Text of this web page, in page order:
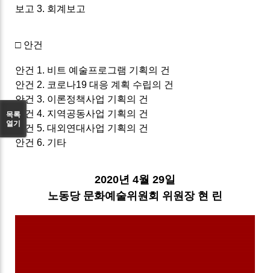
보고 3. 회계보고
□ 안건
안건 1. 비트 예술프로그램 기획의 건
안건 2. 코로나19 대응 계획 수립의 건
안건 3. 이론정책사업 기획의 건
안건 4. 지역공동사업 기획의 건
안건 5. 대외연대사업 기획의 건
안건 6. 기타
2020년 4월 29일
노동당 문화예술위원회 위원장 현 린
목록
열기